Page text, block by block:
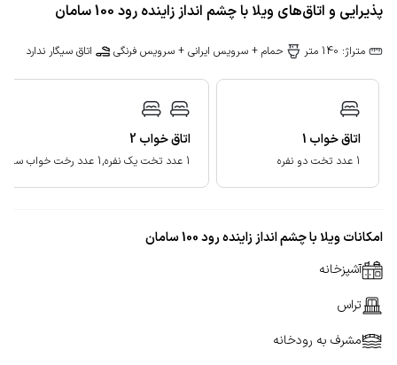
پذیرایی و اتاق‌های ویلا با چشم انداز زاینده رود 100 سامان
متراژ: 140 متر حمام + سرویس ایرانی + سرویس فرنگی اتاق سیگار ندارد
اتاق خواب 1
1 عدد تخت دو نفره
اتاق خواب 2
1 عدد تخت یک نفره,1 عدد رخت خواب سنتی
امکانات ویلا با چشم انداز زاینده رود 100 سامان
آشپزخانه
تراس
مشرف به رودخانه